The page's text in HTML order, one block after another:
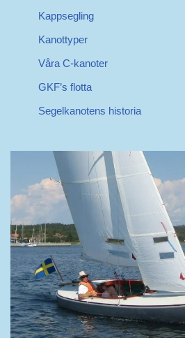
Kappsegling
Kanottyper
Våra C-kanoter
GKF’s flotta
Segelkanotens historia